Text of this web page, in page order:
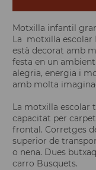
Motxilla infantil
La motxilla escolar
està decorat amb
festa en un
alegria, energia i
amb molta
La motxilla
capacitat per
frontal. Corretges
superior de
o nena. Dues
carro Busquets.